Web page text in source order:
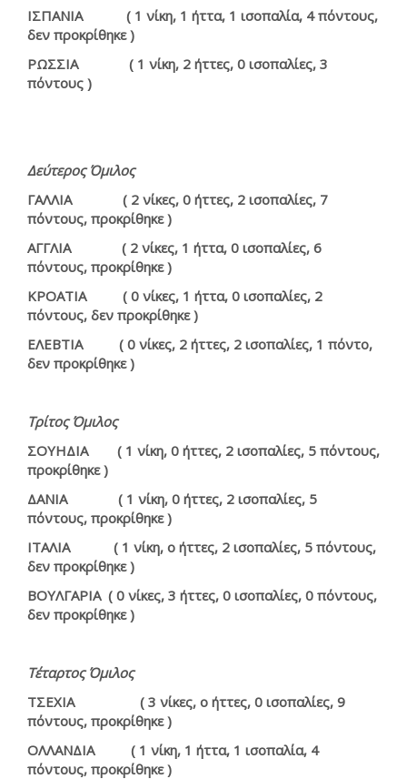
ΙΣΠΑΝΙΑ ( 1 νίκη, 1 ήττα, 1 ισοπαλία, 4 πόντους,
δεν προκρίθηκε )
ΡΩΣΣΙΑ ( 1 νίκη, 2 ήττες, 0 ισοπαλίες, 3
πόντους )
Δεύτερος Όμιλος
ΓΑΛΛΙΑ ( 2 νίκες, 0 ήττες, 2 ισοπαλίες, 7
πόντους, προκρίθηκε )
ΑΓΓΛΙΑ ( 2 νίκες, 1 ήττα, 0 ισοπαλίες, 6
πόντους, προκρίθηκε )
ΚΡΟΑΤΙΑ ( 0 νίκες, 1 ήττα, 0 ισοπαλίες, 2
πόντους, δεν προκρίθηκε )
ΕΛΕΒΤΙΑ ( 0 νίκες, 2 ήττες, 2 ισοπαλίες, 1 πόντο,
δεν προκρίθηκε )
Τρίτος Όμιλος
ΣΟΥΗΔΙΑ ( 1 νίκη, 0 ήττες, 2 ισοπαλίες, 5 πόντους,
προκρίθηκε )
ΔΑΝΙΑ ( 1 νίκη, 0 ήττες, 2 ισοπαλίες, 5
πόντους, προκρίθηκε )
ΙΤΑΛΙΑ ( 1 νίκη, ο ήττες, 2 ισοπαλίες, 5 πόντους,
δεν προκρίθηκε )
ΒΟΥΛΓΑΡΙΑ ( 0 νίκες, 3 ήττες, 0 ισοπαλίες, 0 πόντους,
δεν προκρίθηκε )
Τέταρτος Όμιλος
ΤΣΕΧΙΑ ( 3 νίκες, ο ήττες, 0 ισοπαλίες, 9
πόντους, προκρίθηκε )
ΟΛΛΑΝΔΙΑ ( 1 νίκη, 1 ήττα, 1 ισοπαλία, 4
πόντους, προκρίθηκε )